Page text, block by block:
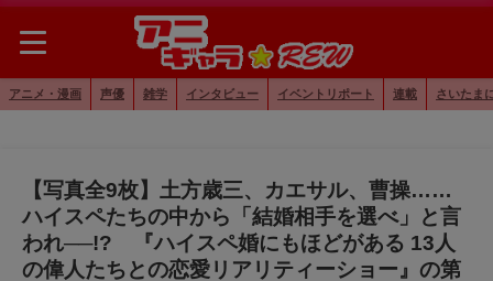
アニメ・漫画 声優 雑学 インタビュー イベントリポート 連載 さいたま
【写真全9枚】土方歳三、カエサル、曹操……
ハイスペたちの中から「結婚相手を選べ」と言
われ──!? 『ハイスペ婚にもほどがある 13人
の偉人たちとの恋愛リアリティーショー』の第